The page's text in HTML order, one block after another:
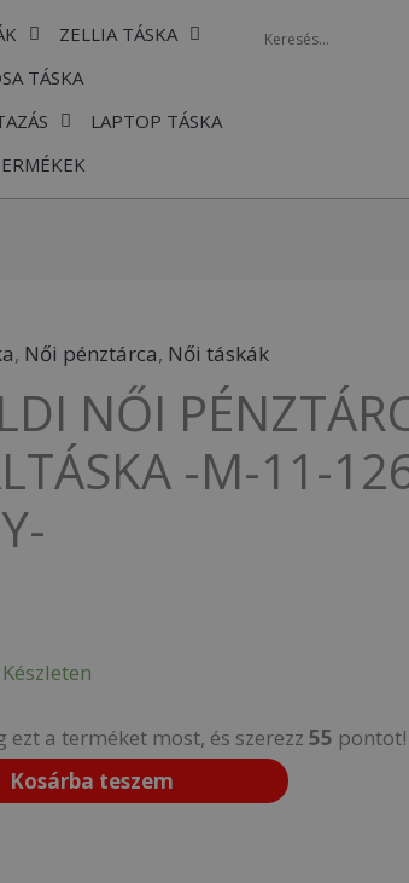
ZELLIA TÁSKA
TÁSKA
LAPTOP TÁSKA
, Női pénztárca, Női táskák
NŐI
-M-11-
Készleten
ezt a terméket most, és szerezz55 pontot!
Kosárba teszem